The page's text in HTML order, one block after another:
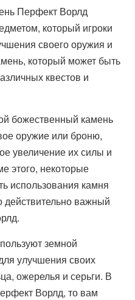
Перфект Ворлд
который игроки
своего оружия и
который может быть
квестов и
божественный камень
оружие или броню,
увеличение их силы и
этого, некоторые
использования камня
действительно важный
земной
улучшения своих
ожерелья и серьги. В
Ворлд, то вам